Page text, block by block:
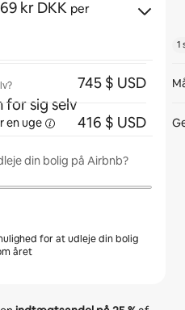
kr DKK per
for sig selv
din bolig på Airbnb?
for at udleje din bolig
året
745 $ USD
en uge 416 $ USD
1